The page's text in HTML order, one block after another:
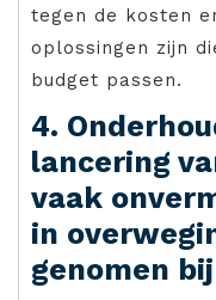
tegen de kosten
oplossingen zijn
budget passen.
4.
lancering
vaak
in
genomen